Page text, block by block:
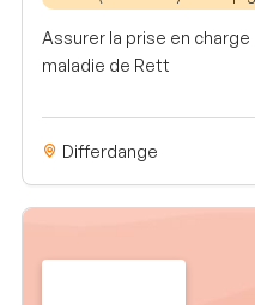
Assurer la prise en
maladie de Rett
Differdange